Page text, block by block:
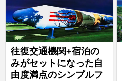
往復交通機関+宿泊の
みがセットになった自
由度満点のシンプルフ